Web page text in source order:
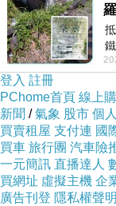
登入 註冊
PChome首頁 線上
新聞 /氣象 股市 個
買賣租屋 支付連 國
買車 旅行團 汽車險
一元簡訊 直播達人
買網址 虛擬主機 企
廣告刊登 隱私權聲明